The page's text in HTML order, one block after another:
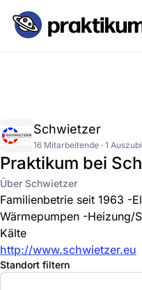
Schwietzer
16 Mitarbeitende · 1
Praktikum bei
Über Schwietzer
Familienbetrie seit 1963 -
Wärmepumpen -Heizung/
Kälte
http://www.schwietzer.eu
Standort filtern